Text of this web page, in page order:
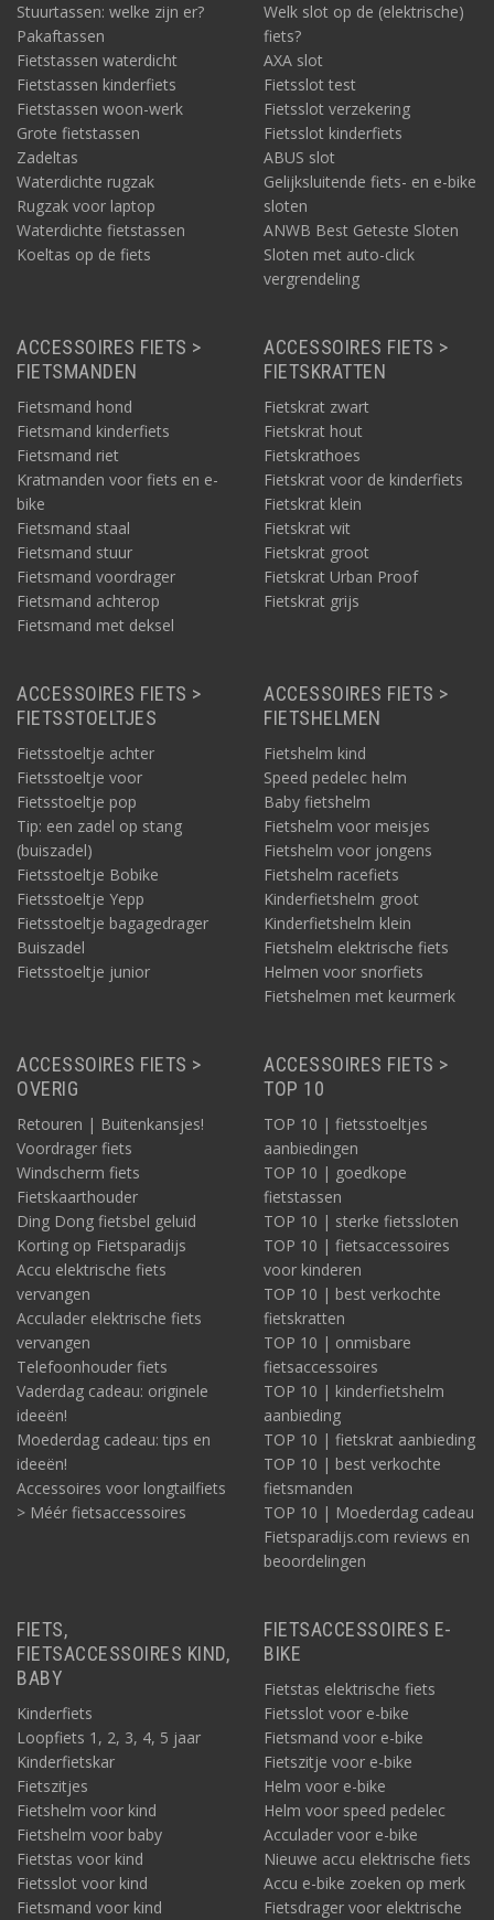
Stuurtassen: welke zijn er?
Pakaftassen
Fietstassen waterdicht
Fietstassen kinderfiets
Fietstassen woon-werk
Grote fietstassen
Zadeltas
Waterdichte rugzak
Rugzak voor laptop
Waterdichte fietstassen
Koeltas op de fiets
Welk slot op de (elektrische)
fiets?
AXA slot
Fietsslot test
Fietsslot verzekering
Fietsslot kinderfiets
ABUS slot
Gelijksluitende fiets- en e-bike
sloten
ANWB Best Geteste Sloten
Sloten met auto-click
vergrendeling
ACCESSOIRES FIETS >
FIETSMANDEN
Fietsmand hond
Fietsmand kinderfiets
Fietsmand riet
Kratmanden voor fiets en e-
bike
Fietsmand staal
Fietsmand stuur
Fietsmand voordrager
Fietsmand achterop
Fietsmand met deksel
ACCESSOIRES FIETS >
FIETSKRATTEN
Fietskrat zwart
Fietskrat hout
Fietskrathoes
Fietskrat voor de kinderfiets
Fietskrat klein
Fietskrat wit
Fietskrat groot
Fietskrat Urban Proof
Fietskrat grijs
ACCESSOIRES FIETS >
FIETSSTOELTJES
Fietsstoeltje achter
Fietsstoeltje voor
Fietsstoeltje pop
Tip: een zadel op stang
(buiszadel)
Fietsstoeltje Bobike
Fietsstoeltje Yepp
Fietsstoeltje bagagedrager
Buiszadel
Fietsstoeltje junior
ACCESSOIRES FIETS >
FIETSHELMEN
Fietshelm kind
Speed pedelec helm
Baby fietshelm
Fietshelm voor meisjes
Fietshelm voor jongens
Fietshelm racefiets
Kinderfietshelm groot
Kinderfietshelm klein
Fietshelm elektrische fiets
Helmen voor snorfiets
Fietshelmen met keurmerk
ACCESSOIRES FIETS >
OVERIG
Retouren | Buitenkansjes!
Voordrager fiets
Windscherm fiets
Fietskaarthouder
Ding Dong fietsbel geluid
Korting op Fietsparadijs
Accu elektrische fiets
vervangen
Acculader elektrische fiets
vervangen
Telefoonhouder fiets
Vaderdag cadeau: originele
ideeën!
Moederdag cadeau: tips en
ideeën!
Accessoires voor longtailfiets
> Méér fietsaccessoires
ACCESSOIRES FIETS >
TOP 10
TOP 10 | fietsstoeltjes
aanbiedingen
TOP 10 | goedkope
fietstassen
TOP 10 | sterke fietssloten
TOP 10 | fietsaccessoires
voor kinderen
TOP 10 | best verkochte
fietskratten
TOP 10 | onmisbare
fietsaccessoires
TOP 10 | kinderfietshelm
aanbieding
TOP 10 | fietskrat aanbieding
TOP 10 | best verkochte
fietsmanden
TOP 10 | Moederdag cadeau
Fietsparadijs.com reviews en
beoordelingen
FIETS,
FIETSACCESSOIRES KIND,
BABY
Kinderfiets
Loopfiets 1, 2, 3, 4, 5 jaar
Kinderfietskar
Fietszitjes
Fietshelm voor kind
Fietshelm voor baby
Fietstas voor kind
Fietsslot voor kind
Fietsmand voor kind
FIETSACCESSOIRES E-
BIKE
Fietstas elektrische fiets
Fietsslot voor e-bike
Fietsmand voor e-bike
Fietszitje voor e-bike
Helm voor e-bike
Helm voor speed pedelec
Acculader voor e-bike
Nieuwe accu elektrische fiets
Accu e-bike zoeken op merk
Fietsdrager voor elektrische